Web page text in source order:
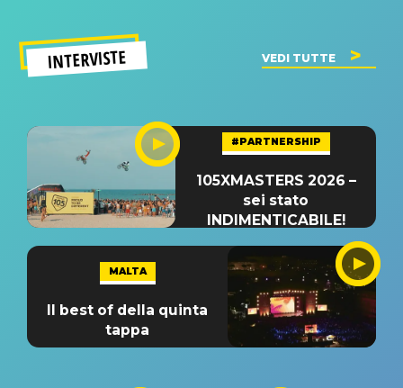
INTERVISTE VEDI TUTTE
#PARTNERSHIP
105XMASTERS 2026 –
sei stato
INDIMENTICABILE!
MALTA
Il best of della quinta
tappa